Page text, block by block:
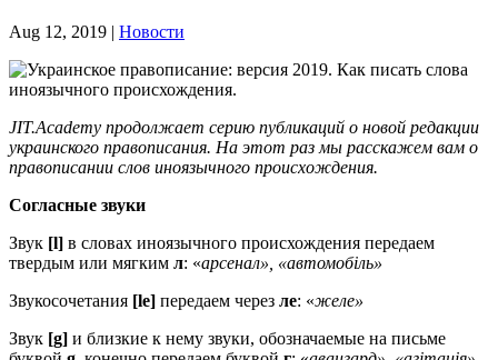
Aug 12, 2019 | Новости
JIT.Academy продолжает серию публикаций о новой редакции
украинского правописания. На этот раз мы расскажем вам о
правописании слов иноязычного происхождения.
Согласные звуки
Звук [l] в словах иноязычного происхождения передаем
твердым или мягким л: «арсенал», «автомобіль»
Звукосочетания [lе] передаем через ле: «желе»
Звук [g] и близкие к нему звуки, обозначаемые на письме